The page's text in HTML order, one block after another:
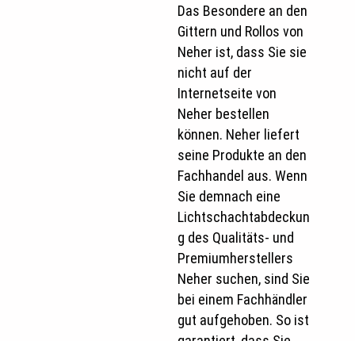
Das Besondere an den
Gittern und Rollos von
Neher ist, dass Sie sie
nicht auf der
Internetseite von
Neher bestellen
können. Neher liefert
seine Produkte an den
Fachhandel aus. Wenn
Sie demnach eine
Lichtschachtabdeckun
g des Qualitäts- und
Premiumherstellers
Neher suchen, sind Sie
bei einem Fachhändler
gut aufgehoben. So ist